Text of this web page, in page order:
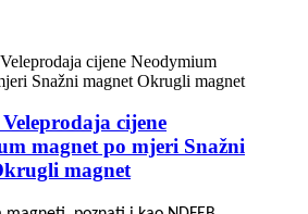
cijene
magnet po mjeri Snažni
magnet